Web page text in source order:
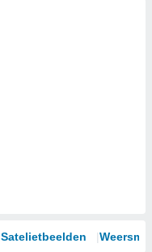
Satelietbeelden